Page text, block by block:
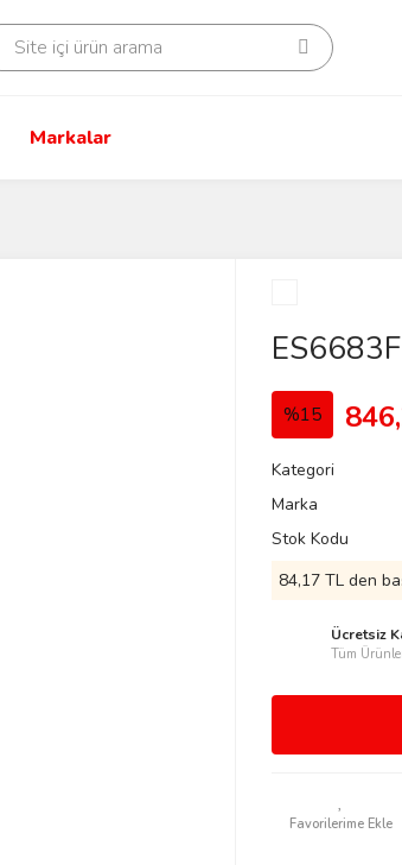
Markalar
%15
Kategori
Marka
Stok Kodu
84,17 TL den
Ücretsiz
Tüm